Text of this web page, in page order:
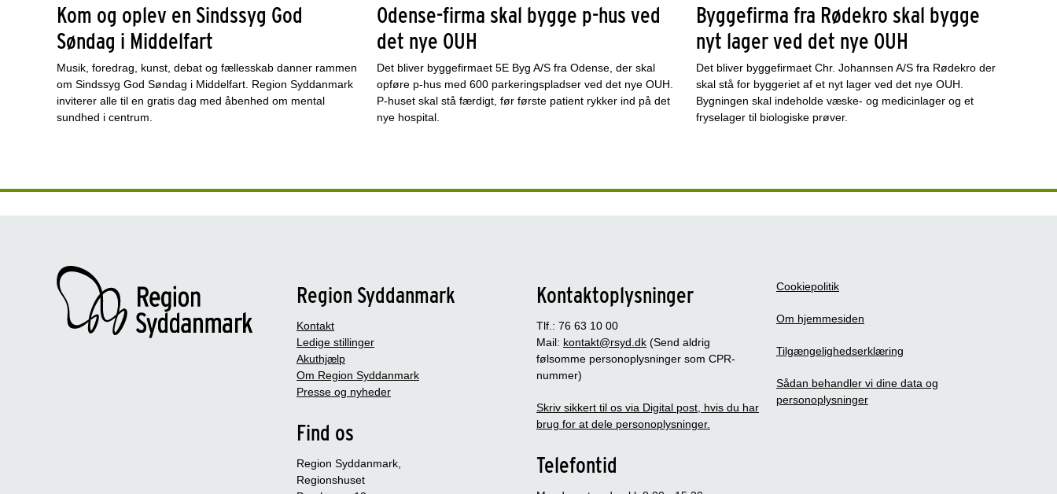
Kom og oplev en Sindssyg God
Søndag i Middelfart
Musik, foredrag, kunst, debat og fællesskab danner rammen
om Sindssyg God Søndag i Middelfart. Region Syddanmark
inviterer alle til en gratis dag med åbenhed om mental
sundhed i centrum.
Odense-firma skal bygge p-hus ved
det nye OUH
Det bliver byggefirmaet 5E Byg A/S fra Odense, der skal
opføre p-hus med 600 parkeringspladser ved det nye OUH.
P-huset skal stå færdigt, før første patient rykker ind på det
nye hospital.
Byggefirma fra Rødekro skal bygge
nyt lager ved det nye OUH
Det bliver byggefirmaet Chr. Johannsen A/S fra Rødekro der
skal stå for byggeriet af et nyt lager ved det nye OUH.
Bygningen skal indeholde væske- og medicinlager og et
fryselager til biologiske prøver.
Region Syddanmark
Kontakt
Ledige stillinger
Akuthjælp
Om Region Syddanmark
Presse og nyheder
Find os
Region Syddanmark,
Regionshuset
Kontaktoplysninger
Tlf.: 76 63 10 00
Mail: kontakt@rsyd.dk (Send aldrig
følsomme personoplysninger som CPR-
nummer)
Skriv sikkert til os via Digital post, hvis du har
brug for at dele personoplysninger.
Telefontid
Cookiepolitik
Om hjemmesiden
Tilgængelighedserklæring
Sådan behandler vi dine data og
personoplysninger